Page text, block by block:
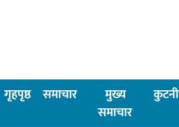
गृहपृष्ठ समाचार
मुख्य
समाचार